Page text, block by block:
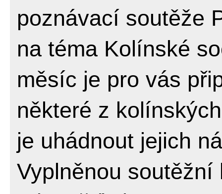
poznávací soutěže
na téma Kolínské
měsíc je pro vás
některé z
je uhádnout jejich
Vyplněnou soutěžní